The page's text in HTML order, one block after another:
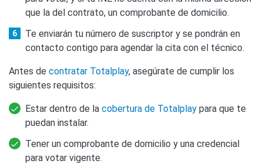
que la del contrato, un comprobante de domicilio.
Te enviarán tu número de suscriptor y se pondrán en
contacto contigo para agendar la cita con el técnico.
Antes de contratar Totalplay, asegúrate de cumplir los
siguientes requisitos:
Estar dentro de la cobertura de Totalplay para que te
puedan instalar.
Tener un comprobante de domicilio y una credencial
para votar vigente.